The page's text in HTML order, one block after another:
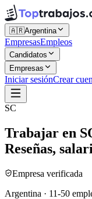
🇦🇷Argentina
EmpresasEmpleos
Candidatos
Empresas
Iniciar sesiónCrear
SC
Trabajar en
Reseñas,
Empresa verificada
Argentina · 11-50